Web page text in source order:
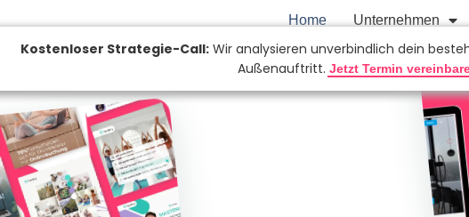
Home Unternehmen